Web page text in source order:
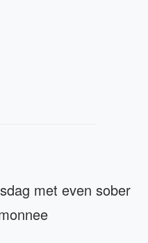
met even sober